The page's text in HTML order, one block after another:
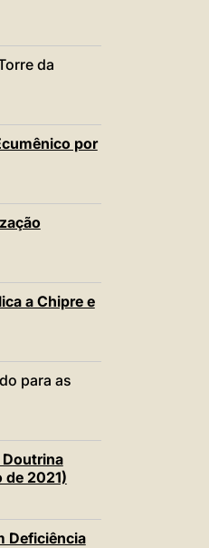
da
por
a Chipre e
para as
Doutrina
de 2021)
Deficiência